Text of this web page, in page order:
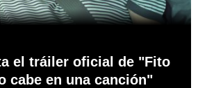
el tráiler oficial de "Fito
cabe en una canción"